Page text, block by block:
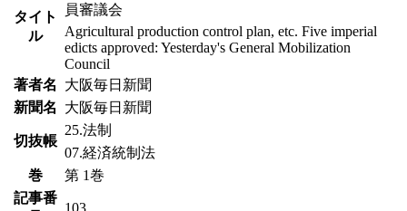
タイト
ル
員審議会
Agricultural production control plan, etc. Five imperial
edicts approved: Yesterday's General Mobilization
Council
著者名
大阪毎日新聞
新聞名
大阪毎日新聞
切抜帳
25.法制
07.経済統制法
巻
第 1巻
記事番
103